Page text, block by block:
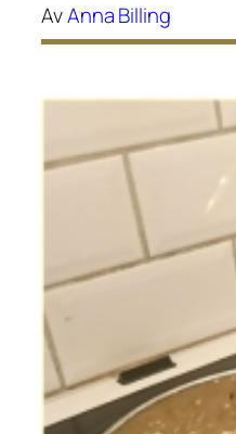
AvAnna Billing